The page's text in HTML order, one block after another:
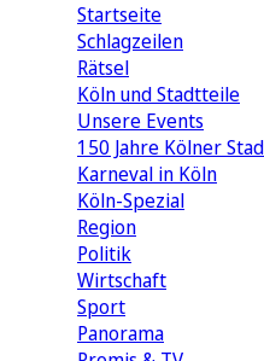
Startseite
Schlagzeilen
Rätsel
Köln und Stadtteile
Unsere Events
150 Jahre Kölner
Karneval in Köln
Köln-Spezial
Region
Politik
Wirtschaft
Sport
Panorama